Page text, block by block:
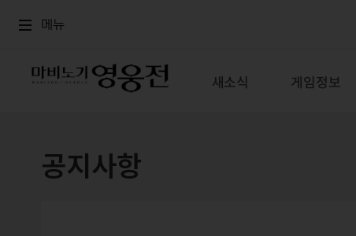
메뉴
새소식 게임정보
공지사항